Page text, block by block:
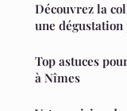
Découvrez la
une
Top astuces
à Nîmes